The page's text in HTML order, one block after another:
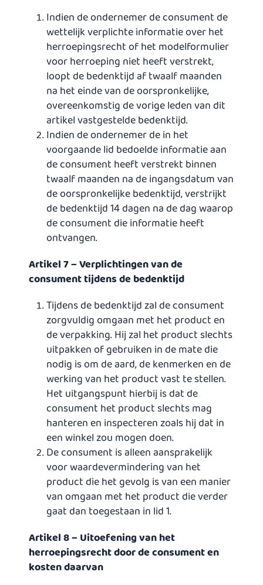
Indien de ondernemer de consument de
wettelijk verplichte informatie over het
herroepingsrecht of het modelformulier
voor herroeping niet heeft verstrekt,
loopt de bedenktijd af twaalf maanden
na het einde van de oorspronkelijke,
overeenkomstig de vorige leden van dit
artikel vastgestelde bedenktijd.
Indien de ondernemer de in het
voorgaande lid bedoelde informatie aan
de consument heeft verstrekt binnen
twaalf maanden na de ingangsdatum van
de oorspronkelijke bedenktijd, verstrijkt
de bedenktijd 14 dagen na de dag waarop
de consument die informatie heeft
ontvangen.
Artikel 7 – Verplichtingen van de
consument tijdens de bedenktijd
Tijdens de bedenktijd zal de consument
zorgvuldig omgaan met het product en
de verpakking. Hij zal het product slechts
uitpakken of gebruiken in de mate die
nodig is om de aard, de kenmerken en de
werking van het product vast te stellen.
Het uitgangspunt hierbij is dat de
consument het product slechts mag
hanteren en inspecteren zoals hij dat in
een winkel zou mogen doen.
De consument is alleen aansprakelijk
voor waardevermindering van het
product die het gevolg is van een manier
van omgaan met het product die verder
gaat dan toegestaan in lid 1.
Artikel 8 – Uitoefening van het
herroepingsrecht door de consument en
kosten daarvan